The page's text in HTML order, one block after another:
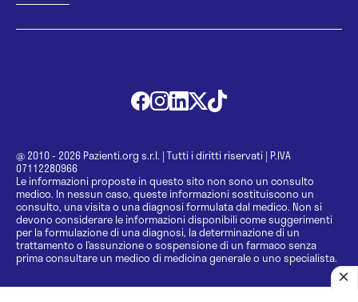
@ 2010 - 2026 Pazienti.org s.r.l. | Tutti i diritti riservati | P.IVA
07112280966
Le informazioni proposte in questo sito non sono un consulto
medico. In nessun caso, queste informazioni sostituiscono un
consulto, una visita o una diagnosi formulata dal medico. Non si
devono considerare le informazioni disponibili come suggerimenti
per la formulazione di una diagnosi, la determinazione di un
trattamento o l’assunzione o sospensione di un farmaco senza
prima consultare un medico di medicina generale o uno specialista.